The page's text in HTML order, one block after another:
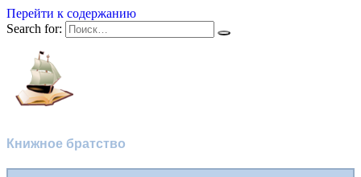
Перейти к содержанию
Search for:
Книжное братство